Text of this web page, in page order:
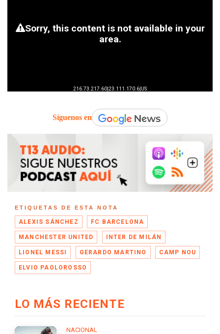
Síguenos en
ETIQUETAS DE ESTA NOTA
ALEXIS SÁNCHEZ FC BARCELONA
MANCHESTER UNITED INTER DE MILÁN
LIONEL MESSI GERARDO MARTINO CAMP NOU
ELVIO PAOLOROSSO
LO MÁS RECIENTE
NACIONAL